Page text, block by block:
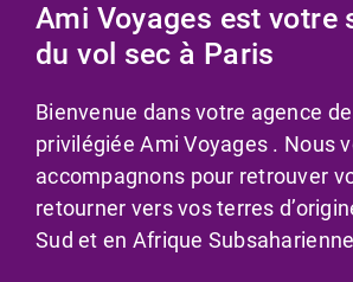
Ami Voyages est votre
du vol sec à Paris
Bienvenue dans votre agence
privilégiée Ami Voyages . Nous
accompagnons pour retrouver
retourner vers vos terres
Sud et en Afrique